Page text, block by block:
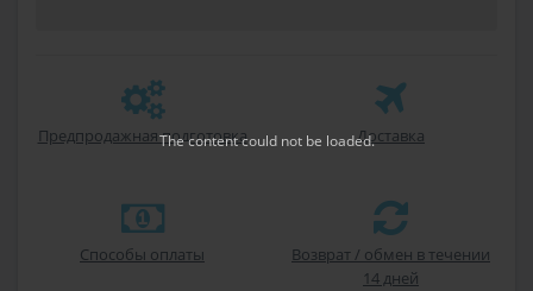
The contentcould not be loaded.
Предпродажная подготовка Доставка
Способы оплаты
Возврат / обмен в течении
14 дней